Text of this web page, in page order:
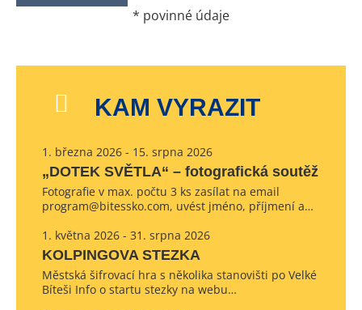
* povinné údaje
KAM VYRAZIT
1. března 2026 - 15. srpna 2026
„DOTEK SVĚTLA“ – fotografická soutěž
Fotografie v max. počtu 3 ks zasílat na email
program@bitessko.com, uvést jméno, příjmení a…
1. května 2026 - 31. srpna 2026
KOLPINGOVA STEZKA
Městská šifrovací hra s několika stanovišti po Velké
Bíteši Info o startu stezky na webu…